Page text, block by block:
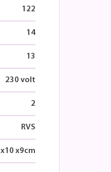
122
14
13
230 volt
2
RVS
x10 x9cm